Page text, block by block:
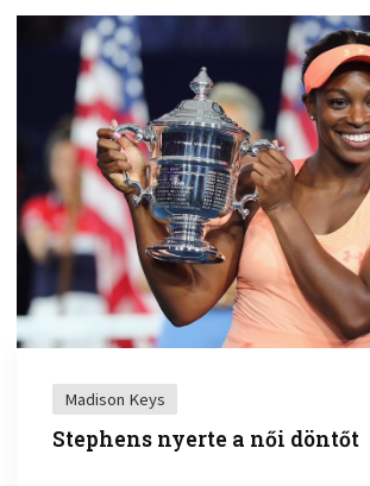
Madison Keys
Stephens nyerte a női döntőt